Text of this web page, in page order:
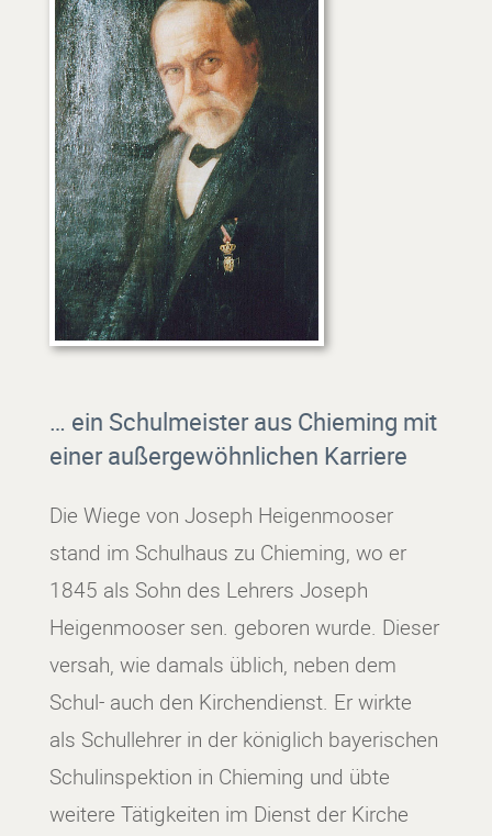
… ein Schulmeister aus Chieming mit
einer außergewöhnlichen Karriere
Die Wiege von Joseph Heigenmooser
stand im Schulhaus zu Chieming, wo er
1845 als Sohn des Lehrers Joseph
Heigenmooser sen. geboren wurde. Dieser
versah, wie damals üblich, neben dem
Schul- auch den Kirchendienst. Er wirkte
als Schullehrer in der königlich bayerischen
Schulinspektion in Chieming und übte
weitere Tätigkeiten im Dienst der Kirche